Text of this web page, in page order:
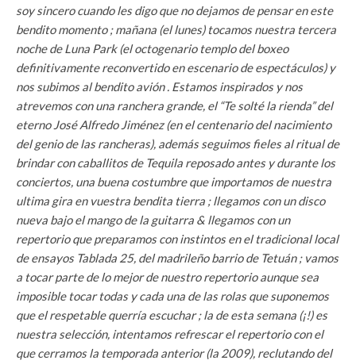
soy sincero cuando les digo que no dejamos de pensar en este
bendito momento ; mañana (el lunes) tocamos nuestra tercera
noche de Luna Park (el octogenario templo del boxeo
definitivamente reconvertido en escenario de espectáculos) y
nos subimos al bendito avión . Estamos inspirados y nos
atrevemos con una ranchera grande, el “Te solté la rienda” del
eterno José Alfredo Jiménez (en el centenario del nacimiento
del genio de las rancheras), además seguimos fieles al ritual de
brindar con caballitos de Tequila reposado antes y durante los
conciertos, una buena costumbre que importamos de nuestra
ultima gira en vuestra bendita tierra ; llegamos con un disco
nueva bajo el mango de la guitarra & llegamos con un
repertorio que preparamos con instintos en el tradicional local
de ensayos Tablada 25, del madrileño barrio de Tetuán ; vamos
a tocar parte de lo mejor de nuestro repertorio aunque sea
imposible tocar todas y cada una de las rolas que suponemos
que el respetable querría escuchar ; la de esta semana (¡!) es
nuestra selección, intentamos refrescar el repertorio con el
que cerramos la temporada anterior (la 2009), reclutando del